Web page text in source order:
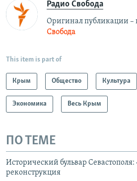
Радио Свобода
Оригинал публикации –
Свобода
This item is part of
Крым Общество Культура
Экономика Весь Крым
ПО ТЕМЕ
Исторический бульвар Севастополя:
реконструкция